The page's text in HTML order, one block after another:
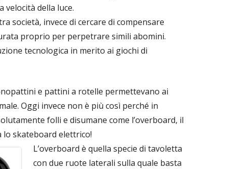
velocità della luce.
società, invece di cercare di compensare
proprio per perpetrare simili abomini.
tecnologica in merito ai giochi di
e pattini a rotelle permettevano ai
Oggi invece non è più così perché in
folli e disumane come l’overboard, il
skateboard elettrico!
L’overboard è quella specie di tavoletta
con due ruote laterali sulla quale basta